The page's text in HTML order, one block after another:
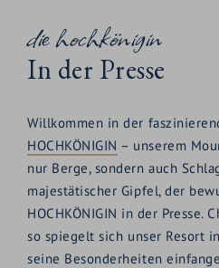
die hochkönigin
In der Presse
Willkommen in der
HOCHKÖNIGIN – unserem
nur Berge, sondern auch
majestätischer Gipfel, der
HOCHKÖNIGIN in der Presse.
so spiegelt sich unser Resort
seine Besonderheiten